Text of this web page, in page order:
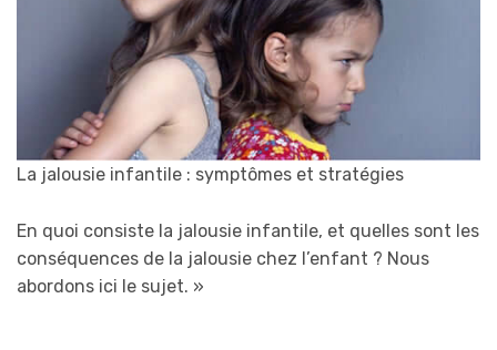
La jalousie infantile : symptômes et stratégies
En quoi consiste la jalousie infantile, et quelles sont les
conséquences de la jalousie chez l’enfant ? Nous
abordons ici le sujet. »